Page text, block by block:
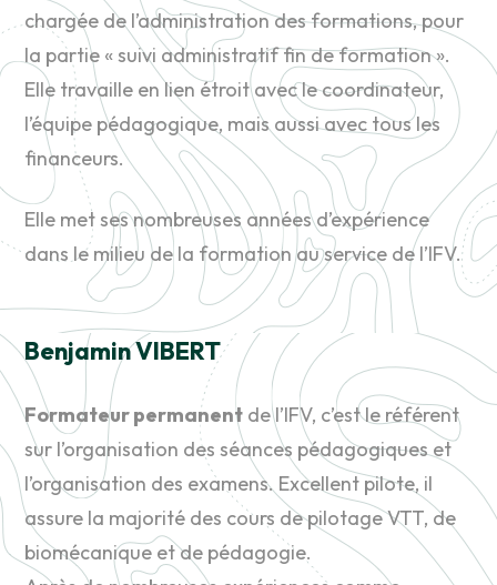
chargée de l’administration des formations, pour
la partie « suivi administratif fin de formation ».
Elle travaille en lien étroit avec le coordinateur,
l’équipe pédagogique, mais aussi avec tous les
financeurs.
Elle met ses nombreuses années d’expérience
dans le milieu de la formation au service de l’IFV.
Benjamin VIBERT
Formateur permanent de l’IFV, c’est le référent
sur l’organisation des séances pédagogiques et
l’organisation des examens. Excellent pilote, il
assure la majorité des cours de pilotage VTT, de
biomécanique et de pédagogie.